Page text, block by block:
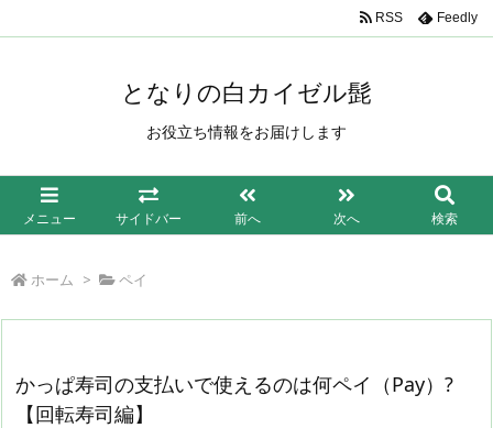
となりの白カイゼル髭
お役立ち情報をお届けします
メニュー サイドバー 前へ 次へ 検索
RSS Feedly
ホーム > ペイ
かっぱ寿司の支払いで使えるのは何ペイ（Pay）?
【回転寿司編】